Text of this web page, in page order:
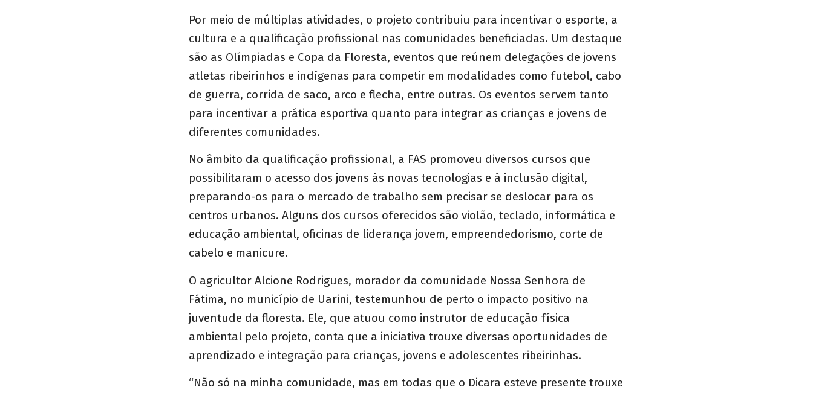
Por meio de múltiplas atividades, o projeto contribuiu para incentivar o esporte, a
cultura e a qualificação profissional nas comunidades beneficiadas. Um destaque
são as Olímpiadas e Copa da Floresta, eventos que reúnem delegações de jovens
atletas ribeirinhos e indígenas para competir em modalidades como futebol, cabo
de guerra, corrida de saco, arco e flecha, entre outras. Os eventos servem tanto
para incentivar a prática esportiva quanto para integrar as crianças e jovens de
diferentes comunidades.
No âmbito da qualificação profissional, a FAS promoveu diversos cursos que
possibilitaram o acesso dos jovens às novas tecnologias e à inclusão digital,
preparando-os para o mercado de trabalho sem precisar se deslocar para os
centros urbanos. Alguns dos cursos oferecidos são violão, teclado, informática e
educação ambiental, oficinas de liderança jovem, empreendedorismo, corte de
cabelo e manicure.
O agricultor Alcione Rodrigues, morador da comunidade Nossa Senhora de
Fátima, no município de Uarini, testemunhou de perto o impacto positivo na
juventude da floresta. Ele, que atuou como instrutor de educação física
ambiental pelo projeto, conta que a iniciativa trouxe diversas oportunidades de
aprendizado e integração para crianças, jovens e adolescentes ribeirinhas.
“Não só na minha comunidade, mas em todas que o Dicara esteve presente trouxe